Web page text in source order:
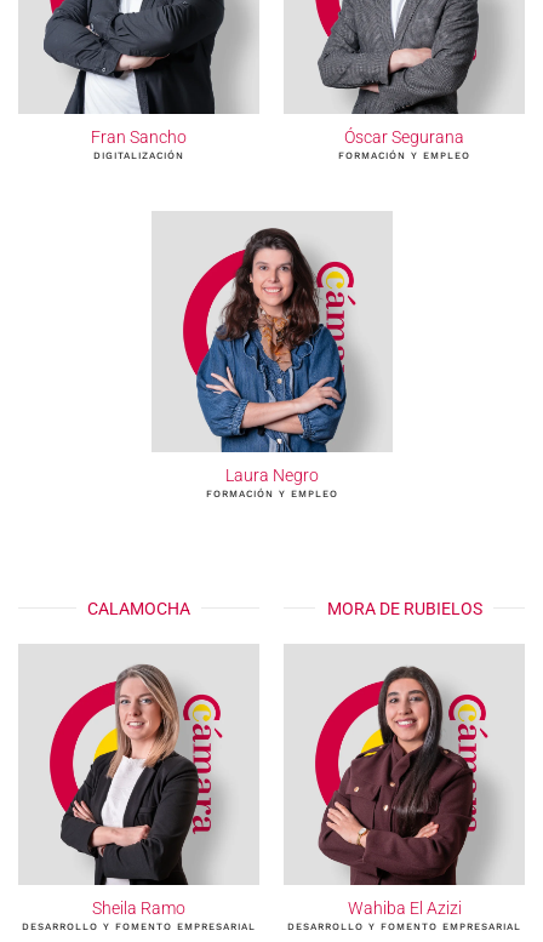
Fran Sancho
DIGITALIZACIÓN
Óscar Segurana
FORMACIÓN Y EMPLEO
Laura Negro
FORMACIÓN Y EMPLEO
CALAMOCHA
Sheila Ramo
DESARROLLO Y FOMENTO EMPRESARIAL
MORA DE RUBIELOS
Wahiba El Azizi
DESARROLLO Y FOMENTO EMPRESARIAL